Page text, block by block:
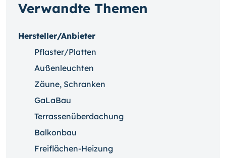
Verwandte Themen
Hersteller/Anbieter
Pflaster/Platten
Außenleuchten
Zäune, Schranken
GaLaBau
Terrassenüberdachung
Balkonbau
Freiflächen-Heizung